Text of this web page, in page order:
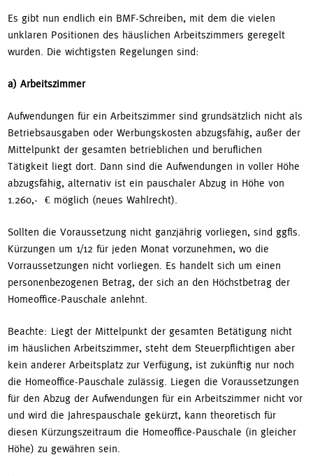
Es gibt nun endlich ein BMF-Schreiben, mit dem die vielen
unklaren Positionen des häuslichen Arbeitszimmers geregelt
wurden. Die wichtigsten Regelungen sind:
a) Arbeitszimmer
Aufwendungen für ein Arbeitszimmer sind grundsätzlich nicht als
Betriebsausgaben oder Werbungskosten abzugsfähig, außer der
Mittelpunkt der gesamten betrieblichen und beruflichen
Tätigkeit liegt dort. Dann sind die Aufwendungen in voller Höhe
abzugsfähig, alternativ ist ein pauschaler Abzug in Höhe von
1.260,- € möglich (neues Wahlrecht).
Sollten die Voraussetzung nicht ganzjährig vorliegen, sind ggfls.
Kürzungen um 1/12 für jeden Monat vorzunehmen, wo die
Vorraussetzungen nicht vorliegen. Es handelt sich um einen
personenbezogenen Betrag, der sich an den Höchstbetrag der
Homeoffice-Pauschale anlehnt.
Beachte: Liegt der Mittelpunkt der gesamten Betätigung nicht
im häuslichen Arbeitszimmer, steht dem Steuerpflichtigen aber
kein anderer Arbeitsplatz zur Verfügung, ist zukünftig nur noch
die Homeoffice-Pauschale zulässig. Liegen die Voraussetzungen
für den Abzug der Aufwendungen für ein Arbeitszimmer nicht vor
und wird die Jahrespauschale gekürzt, kann theoretisch für
diesen Kürzungszeitraum die Homeoffice-Pauschale (in gleicher
Höhe) zu gewähren sein.